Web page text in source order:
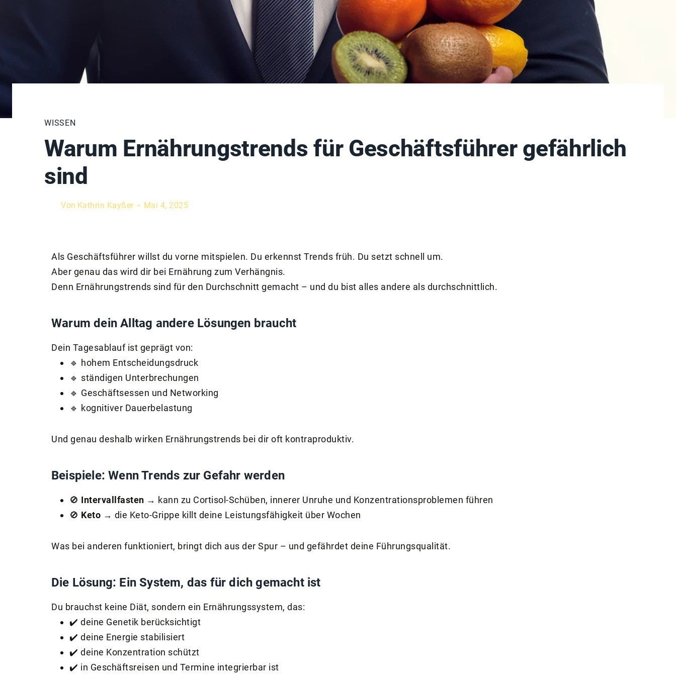
WISSEN
Warum Ernährungstrends für Geschäftsführer gefährlich
sind
Von Kathrin Kayßer Mai 4, 2025
Als Geschäftsführer willst du vorne mitspielen. Du erkennst Trends früh. Du setzt schnell um.
Aber genau das wird dir bei Ernährung zum Verhängnis.
Denn Ernährungstrends sind für den Durchschnitt gemacht – und du bist alles andere als durchschnittlich.
Warum dein Alltag andere Lösungen braucht
Dein Tagesablauf ist geprägt von:
🔹 hohem Entscheidungsdruck
🔹 ständigen Unterbrechungen
🔹 Geschäftsessen und Networking
🔹 kognitiver Dauerbelastung
Und genau deshalb wirken Ernährungstrends bei dir oft kontraproduktiv.
Beispiele: Wenn Trends zur Gefahr werden
🚫 Intervallfasten → kann zu Cortisol-Schüben, innerer Unruhe und Konzentrationsproblemen führen
🚫 Keto → die Keto-Grippe killt deine Leistungsfähigkeit über Wochen
Was bei anderen funktioniert, bringt dich aus der Spur – und gefährdet deine Führungsqualität.
Die Lösung: Ein System, das für dich gemacht ist
Du brauchst keine Diät, sondern ein Ernährungssystem, das:
✔️ deine Genetik berücksichtigt
✔️ deine Energie stabilisiert
✔️ deine Konzentration schützt
✔️ in Geschäftsreisen und Termine integrierbar ist